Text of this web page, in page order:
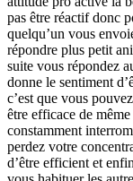
pas être réactif donc
quelqu’un vous
répondre plus petit
suite vous répondez
donne le sentiment
c’est que vous
être efficace de
constamment
perdez votre
d’être efficient et